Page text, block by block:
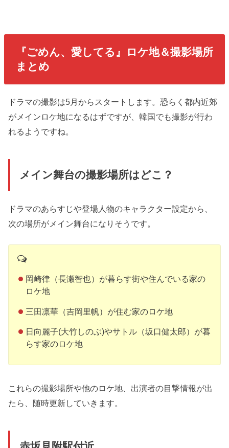
『ごめん、愛してる』ロケ地＆撮影場所
まとめ
ドラマの撮影は5月からスタートします。恐らく都内近郊
がメインロケ地になるはずですが、韓国でも撮影が行わ
れるようですね。
メイン舞台の撮影場所はどこ？
ドラマのあらすじや登場人物のキャラクター設定から、
次の場所がメイン舞台になりそうです。
岡崎律（長瀬智也）が暮らす街や住んでいる家の
ロケ地
三田凛華（吉岡里帆）が住む家のロケ地
日向麗子(大竹しのぶ)やサトル（坂口健太郎）が暮
らす家のロケ地
これらの撮影場所や他のロケ地、出演者の目撃情報が出
たら、随時更新していきます。